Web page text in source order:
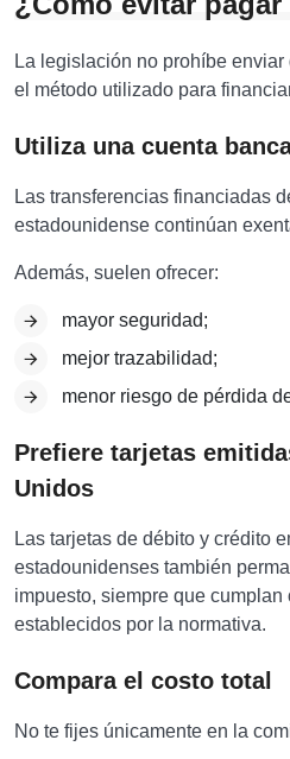
La legislación no prohíbe
el método utilizado para
Utiliza una cuenta
Las transferencias financiadas
estadounidense continúan
Además, suelen ofrecer:
mayor seguridad;
mejor trazabilidad;
menor riesgo de pérdida
Prefiere tarjetas
Unidos
Las tarjetas de débito y crédito
estadounidenses también
impuesto, siempre que
establecidos por la normativa.
Compara el costo total
No te fijes únicamente en la